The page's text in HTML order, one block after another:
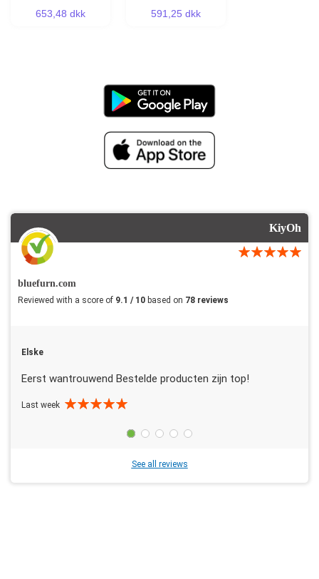
653,48 dkk
591,25 dkk
KiyOh
bluefurn.com
Reviewed with a score of 9.1 / 10 based on 78 reviews
Elske
Eerst wantrouwend Bestelde producten zijn top!
Last week
See all reviews